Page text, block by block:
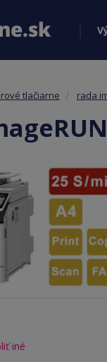
tlačiarne rada
iné